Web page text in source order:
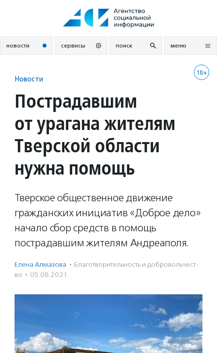
новости сервисы поиск меню
18+
Новости
Пострадавшим
от урагана жителям
Тверской области
нужна помощь
Тверское общественное движение
гражданских инициатив «Доброе дело»
начало сбор средств в помощь
пострадавшим жителям Андреаполя.
Елена Алмазова · Благотвори­тель­ность и доброволь­чест­
во · 05.08.2021